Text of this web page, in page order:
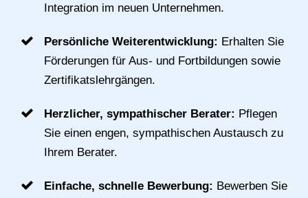
Integration im neuen Unternehmen.
Persönliche Weiterentwicklung: Erhalten Sie
Förderungen für Aus- und Fortbildungen sowie
Zertifikatslehrgängen.
Herzlicher, sympathischer Berater: Pflegen
Sie einen engen, sympathischen Austausch zu
Ihrem Berater.
Einfache, schnelle Bewerbung: Bewerben Sie